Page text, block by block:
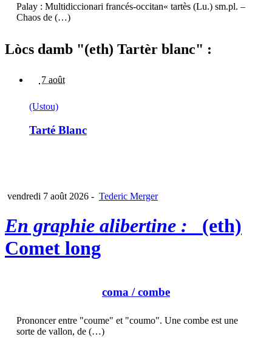
Palay : Multidiccionari francés-occitan« tartès (Lu.) sm.pl. –
Chaos de (…)
Lòcs damb "(eth) Tartèr blanc" :
7 août
(Ustou)
Tarté Blanc
vendredi 7 août 2026 - Tederic Merger
En graphie alibertine : (eth)
Comet long
coma / combe
Prononcer entre "coume" et "coumo". Une combe est une
sorte de vallon, de (…)